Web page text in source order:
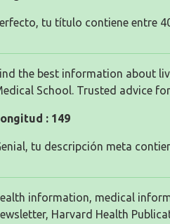
tu título contiene entre
the best information about
School. Trusted advice
: 149
tu descripción meta
information, medical
Harvard Health